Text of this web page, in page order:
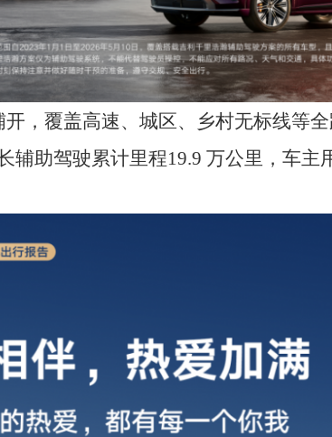
16 秒。从城市热度来看，用户最爱用智能泊车的城
对狭窄车位、复杂车库都能精准丝滑入位，真正实